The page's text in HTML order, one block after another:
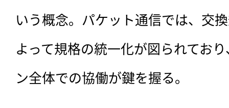
いう概念。パケット通信では、交
よって規格の統一化が図られてお
ン全体での協働が鍵を握る。